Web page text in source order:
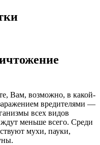
Вам, возможно, в какой-
вредителями —
всех видов
меньше всего. Среди
мухи, пауки,